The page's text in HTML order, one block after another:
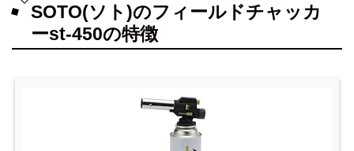
SOTO(ソト)のフィールドチャッカ
ーst-450の特徴